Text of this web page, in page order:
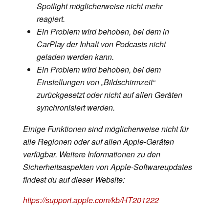
Spotlight möglicherweise nicht mehr
reagiert.
Ein Problem wird behoben, bei dem in
CarPlay der Inhalt von Podcasts nicht
geladen werden kann.
Ein Problem wird behoben, bei dem
Einstellungen von „Bildschirmzeit“
zurückgesetzt oder nicht auf allen Geräten
synchronisiert werden.
Einige Funktionen sind möglicherweise nicht für
alle Regionen oder auf allen Apple-Geräten
verfügbar. Weitere Informationen zu den
Sicherheitsaspekten von Apple-Softwareupdates
findest du auf dieser Website:
https://support.apple.com/kb/HT201222